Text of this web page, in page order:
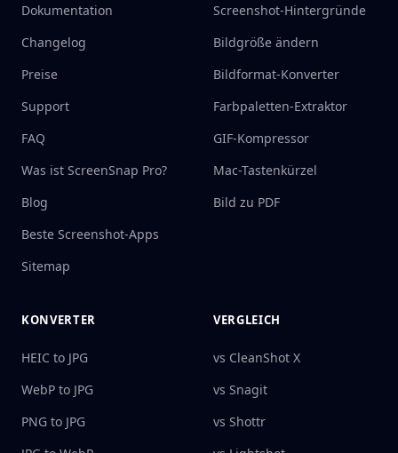
Dokumentation
Changelog
Preise
Support
FAQ
Was ist ScreenSnap Pro?
Blog
Beste Screenshot-Apps
Sitemap
Screenshot-Hintergründe
Bildgröße ändern
Bildformat-Konverter
Farbpaletten-Extraktor
GIF-Kompressor
Mac-Tastenkürzel
Bild zu PDF
KONVERTER
HEIC to JPG
WebP to JPG
PNG to JPG
VERGLEICH
vs CleanShot X
vs Snagit
vs Shottr